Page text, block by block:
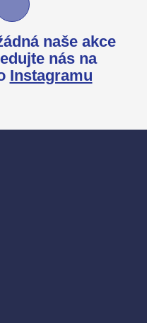
naše akce
nás na
Instagramu